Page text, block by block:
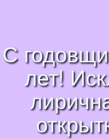
С
лет!